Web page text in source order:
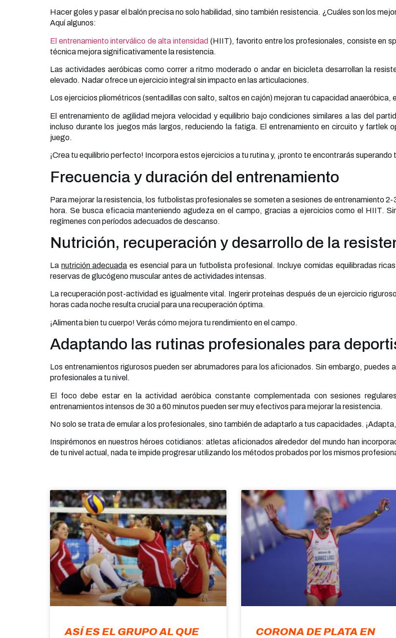
Hacer goles y pasar el balón precisa no solo habilidad, sino también resistencia. ¿Cuáles son los
Aquí algunos:
El entrenamiento interválico de alta intensidad (HIIT), favorito entre los profesionales, consiste en
técnica mejora significativamente la resistencia.
Las actividades aeróbicas como correr a ritmo moderado o andar en bicicleta desarrollan la
elevado. Nadar ofrece un ejercicio integral sin impacto en las articulaciones.
Los ejercicios pliométricos (sentadillas con salto, saltos en cajón) mejoran tu capacidad anaeróbica,
El entrenamiento de agilidad mejora velocidad y equilibrio bajo condiciones similares a las del
incluso durante los juegos más largos, reduciendo la fatiga. El entrenamiento en circuito y fartlek
juego.
¡Crea tu equilibrio perfecto! Incorpora estos ejercicios a tu rutina y, ¡pronto te encontrarás superando
Frecuencia y duración del entrenamiento
Para mejorar la resistencia, los futbolistas profesionales se someten a sesiones de entrenamiento
hora. Se busca eficacia manteniendo agudeza en el campo, gracias a ejercicios como el HIIT.
regímenes con períodos adecuados de descanso.
Nutrición, recuperación y desarrollo de la
La nutrición adecuada es esencial para un futbolista profesional. Incluye comidas equilibradas
reservas de glucógeno muscular antes de actividades intensas.
La recuperación post-actividad es igualmente vital. Ingerir proteínas después de un ejercicio
horas cada noche resulta crucial para una recuperación óptima.
¡Alimenta bien tu cuerpo! Verás cómo mejora tu rendimiento en el campo.
Adaptando las rutinas profesionales para
Los entrenamientos rigurosos pueden ser abrumadores para los aficionados. Sin embargo,
profesionales a tu nivel.
El foco debe estar en la actividad aeróbica constante complementada con sesiones
entrenamientos intensos de 30 a 60 minutos pueden ser muy efectivos para mejorar la resistencia.
No solo se trata de emular a los profesionales, sino también de adaptarlo a tus capacidades.
Inspirémonos en nuestros héroes cotidianos: atletas aficionados alrededor del mundo han
de tu nivel actual, nada te impide progresar utilizando los métodos probados por los mismos
ASÍ ES EL GRUPO AL QUE
CORONA DE PLATA EN